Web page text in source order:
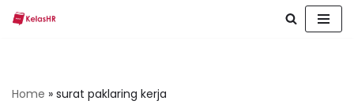
Home » surat paklaring kerja